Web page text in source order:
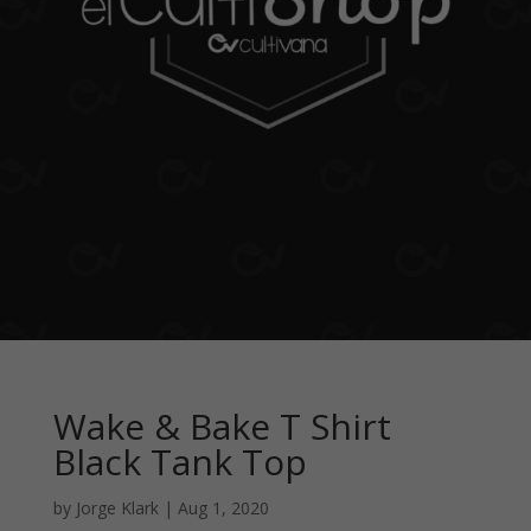
Wake & Bake T Shirt
Black Tank Top
by Jorge Klark | Aug 1, 2020